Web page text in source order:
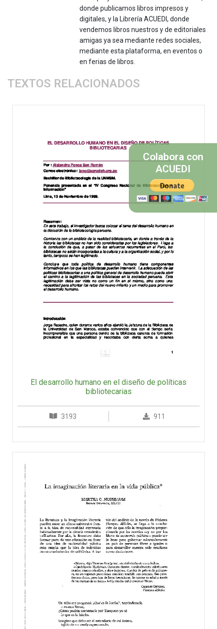
donde publicamos libros impresos y
digitales, y la Librería ACUEDI, donde
vendemos libros nuestros y de editoriales
amigas ya sea mediante redes sociales,
mediante esta plataforma, en eventos o
en ferias de libros.
TEXTOS RELACIONADOS
El desarrollo humano en el diseño de políticas
bibliotecarias
3193 911
Colabora con
ACUEDI